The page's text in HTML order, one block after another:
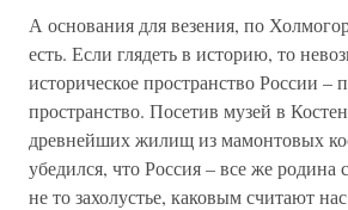
А основания для везения, по
есть. Если глядеть в историю, то
историческое пространство России –
пространство. Посетив музей в
древнейших жилищ из мамонтовых
убедился, что Россия – все же
не то захолустье, каковым считают